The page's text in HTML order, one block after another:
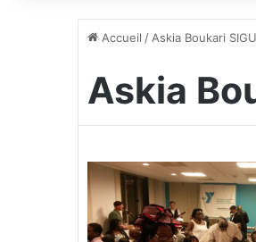
Accueil / Askia Boukari
Askia